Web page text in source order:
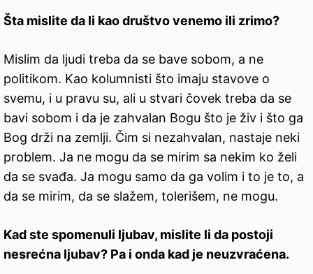
Šta mislite da li kao društvo venemo ili zrimo?
Mislim da ljudi treba da se bave sobom, a ne
politikom. Kao kolumnisti što imaju stavove o
svemu, i u pravu su, ali u stvari čovek treba da se
bavi sobom i da je zahvalan Bogu što je živ i što ga
Bog drži na zemlji. Čim si nezahvalan, nastaje neki
problem. Ja ne mogu da se mirim sa nekim ko želi
da se svađa. Ja mogu samo da ga volim i to je to, a
da se mirim, da se slažem, tolerišem, ne mogu.
Kad ste spomenuli ljubav, mislite li da postoji
nesrećna ljubav? Pa i onda kad je neuzvraćena.